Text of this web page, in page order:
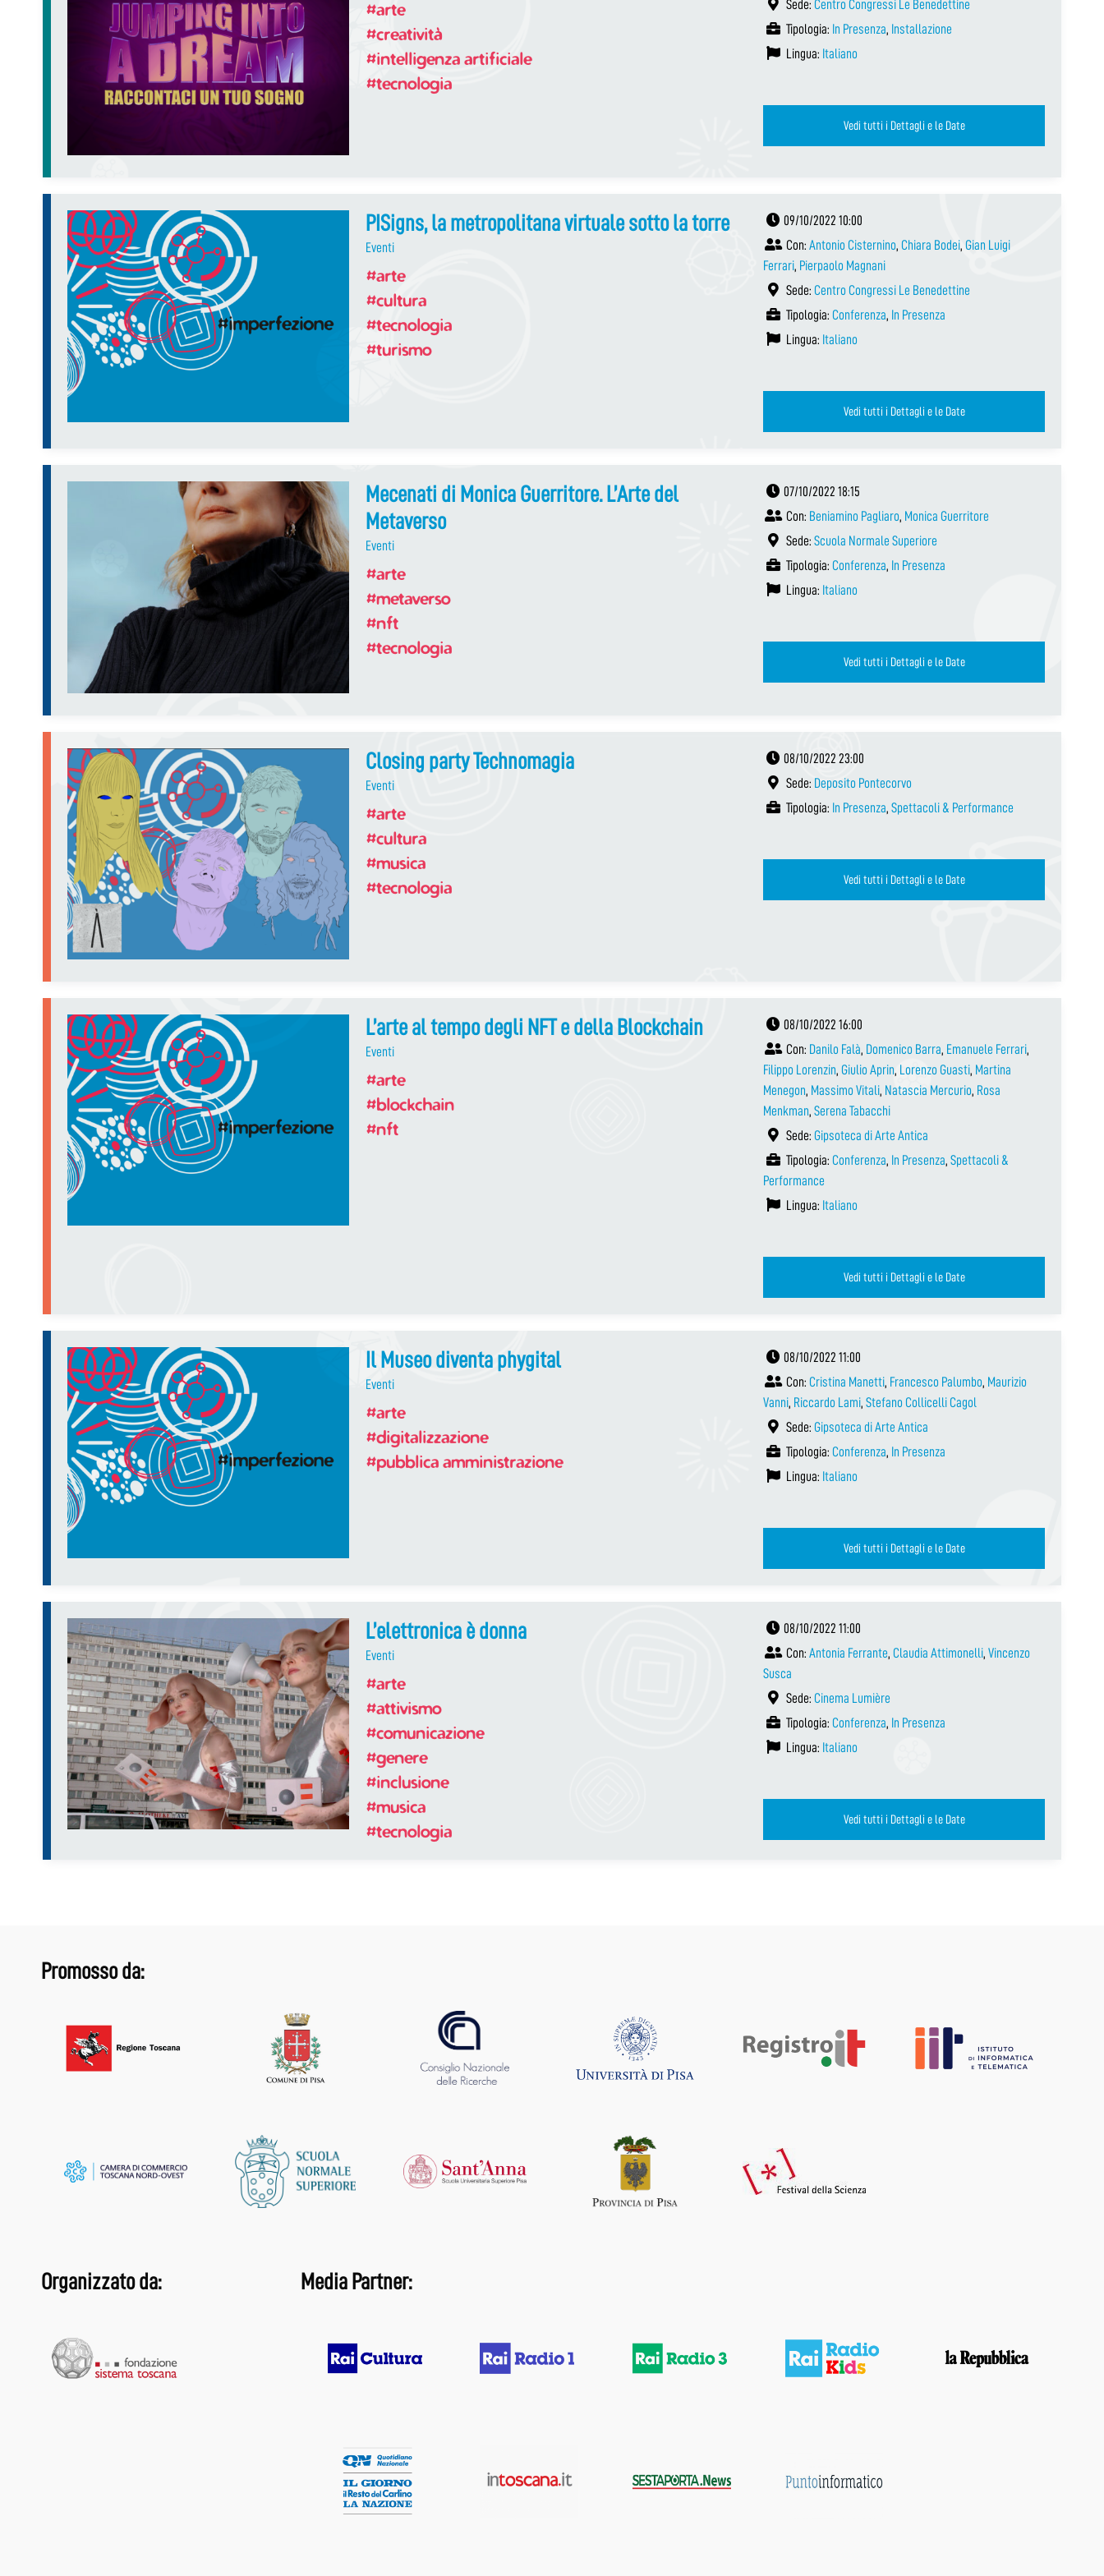
#arte
#creatività
#intelligenza artificiale
#tecnologia
Sede: Centro Congressi Le Benedettine
Tipologia: In Presenza, Installazione
Lingua: Italiano
Vedi tutti i Dettagli e le Date
PISigns, la metropolitana virtuale sotto la torre
Eventi
#arte
#cultura
#tecnologia
#turismo
09/10/2022 10:00
Con: Antonio Cisternino, Chiara Bodei, Gian Luigi
Ferrari, Pierpaolo Magnani
Sede: Centro Congressi Le Benedettine
Tipologia: Conferenza, In Presenza
Lingua: Italiano
Vedi tutti i Dettagli e le Date
Mecenati di Monica Guerritore. L’Arte del
Metaverso
Eventi
#arte
#metaverso
#nft
#tecnologia
07/10/2022 18:15
Con: Beniamino Pagliaro, Monica Guerritore
Sede: Scuola Normale Superiore
Tipologia: Conferenza, In Presenza
Lingua: Italiano
Vedi tutti i Dettagli e le Date
Closing party Technomagia
Eventi
#arte
#cultura
#musica
#tecnologia
08/10/2022 23:00
Sede: Deposito Pontecorvo
Tipologia: In Presenza, Spettacoli & Performance
Vedi tutti i Dettagli e le Date
L’arte al tempo degli NFT e della Blockchain
Eventi
#arte
#blockchain
#nft
08/10/2022 16:00
Con: Danilo Falà, Domenico Barra, Emanuele Ferrari,
Filippo Lorenzin, Giulio Aprin, Lorenzo Guasti, Martina
Menegon, Massimo Vitali, Natascia Mercurio, Rosa
Menkman, Serena Tabacchi
Sede: Gipsoteca di Arte Antica
Tipologia: Conferenza, In Presenza, Spettacoli &
Performance
Lingua: Italiano
Vedi tutti i Dettagli e le Date
Il Museo diventa phygital
Eventi
#arte
#digitalizzazione
#pubblica amministrazione
08/10/2022 11:00
Con: Cristina Manetti, Francesco Palumbo, Maurizio
Vanni, Riccardo Lami, Stefano Collicelli Cagol
Sede: Gipsoteca di Arte Antica
Tipologia: Conferenza, In Presenza
Lingua: Italiano
Vedi tutti i Dettagli e le Date
L’elettronica è donna
Eventi
#arte
#attivismo
#comunicazione
#genere
#inclusione
#musica
#tecnologia
08/10/2022 11:00
Con: Antonia Ferrante, Claudia Attimonelli, Vincenzo
Susca
Sede: Cinema Lumière
Tipologia: Conferenza, In Presenza
Lingua: Italiano
Vedi tutti i Dettagli e le Date
Promosso da:
Organizzato da: Media Partner: